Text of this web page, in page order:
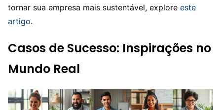
tornar sua empresa mais sustentável, explore este
artigo.
Casos de Sucesso: Inspirações no
Mundo Real